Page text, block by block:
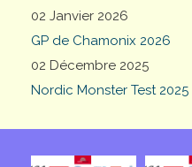
02 Janvier 2026
GP de Chamonix 2026
02 Décembre 2025
Nordic Monster Test 2025